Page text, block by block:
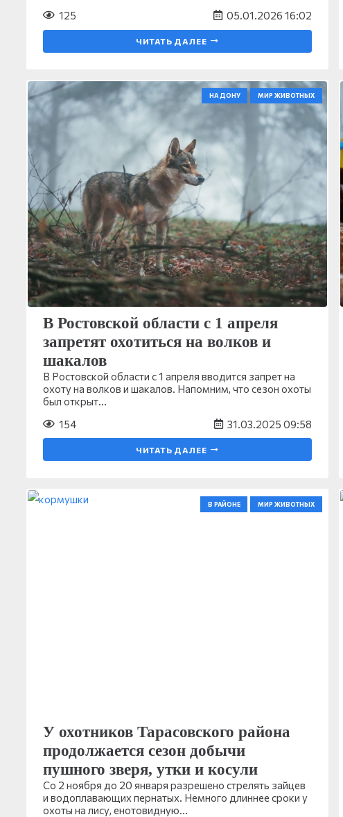
125
05.01.2026 16:02
ЧИТАТЬ ДАЛЕЕ
НА ДОНУ МИР ЖИВОТНЫХ
В Ростовской области с 1 апреля
запретят охотиться на волков и
шакалов
В Ростовской области с 1 апреля вводится запрет на
охоту на волков и шакалов. Напомним, что сезон охоты
был открыт…
154
31.03.2025 09:58
ЧИТАТЬ ДАЛЕЕ
В РАЙОНЕ МИР ЖИВОТНЫХ
У охотников Тарасовского района
продолжается сезон добычи
пушного зверя, утки и косули
Со 2 ноября до 20 января разрешено стрелять зайцев
и водоплавающих пернатых. Немного длиннее сроки у
охоты на лису, енотовидную…